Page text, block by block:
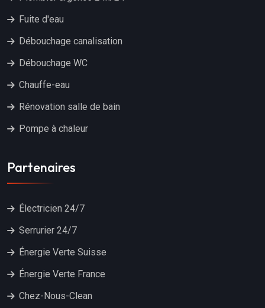
Fuite d'eau
Débouchage canalisation
Débouchage WC
Chauffe-eau
Rénovation salle de bain
Pompe à chaleur
Partenaires
Électricien 24/7
Serrurier 24/7
Énergie Verte Suisse
Énergie Verte France
Chez-Nous-Clean